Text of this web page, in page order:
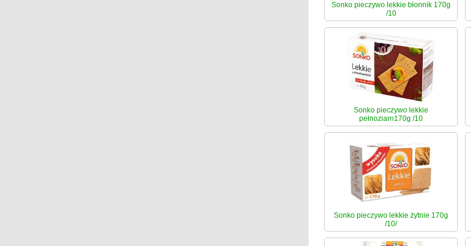
Sonko pieczywo lekkie błonnik 170g
/10
Sonko pieczywo lekkie
pełnoziarn170g /10
Sonko pieczywo lekkie żytnie 170g
/10/